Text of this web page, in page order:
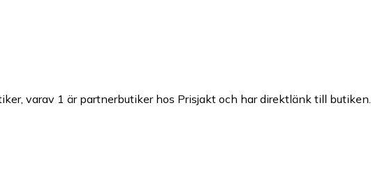
varav 1 är partnerbutiker hos Prisjakt och har direktlänk till butiken.